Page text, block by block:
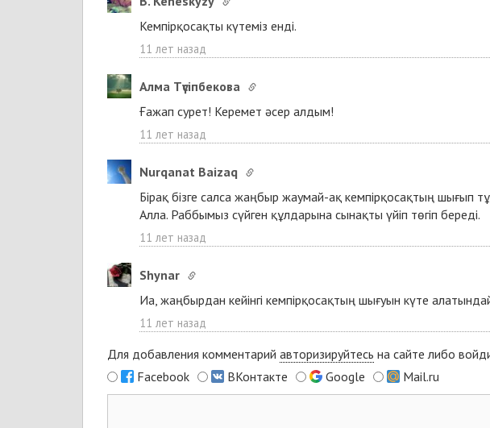
Кемпірқосақты күтеміз енді.
11 лет назад
Алма Түсіпбекова
Ғажап сурет! Керемет әсер алдым!
11 лет назад
Nurqanat Baizaq
Бірақ бізге салса жаңбыр жаумай-ақ кемпірқосақтың шығып
Алла. Раббымыз сүйген құлдарына сынақты үйіп төгіп береді.
11 лет назад
Shynar
Иа, жаңбырдан кейінгі кемпірқосақтың шығуын күте
11 лет назад
Для добавления комментарий авторизируйтесь на сайте либо
Facebook
ВКонтакте Google Mail.ru